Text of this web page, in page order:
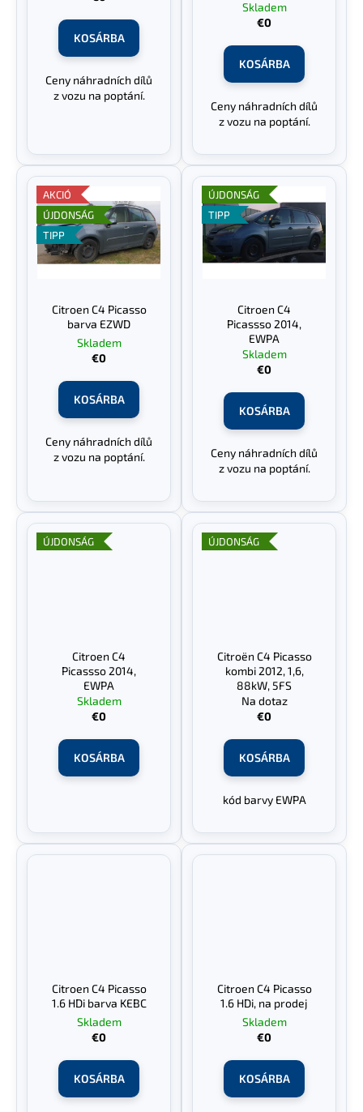
KOSÁRBA
Ceny náhradních dílů
z vozu na poptání.
Skladem
€0
KOSÁRBA
Ceny náhradních dílů
z vozu na poptání.
AKCIÓ
ÚJDONSÁG
TIPP
Citroen C4 Picasso
barva EZWD
Skladem
€0
KOSÁRBA
Ceny náhradních dílů
z vozu na poptání.
ÚJDONSÁG
TIPP
Citroen C4
Picassso 2014,
EWPA
Skladem
€0
KOSÁRBA
Ceny náhradních dílů
z vozu na poptání.
ÚJDONSÁG
Citroen C4
Picassso 2014,
EWPA
Skladem
€0
KOSÁRBA
ÚJDONSÁG
Citroën C4 Picasso
kombi 2012, 1,6,
88kW, 5FS
Na dotaz
€0
KOSÁRBA
kód barvy EWPA
Citroen C4 Picasso
1.6 HDi barva KEBC
Skladem
€0
KOSÁRBA
Citroen C4 Picasso
1.6 HDi, na prodej
Skladem
€0
KOSÁRBA